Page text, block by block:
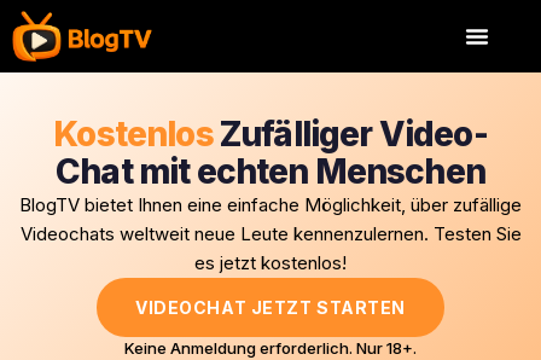
KostenlosZufälliger Video-
Chat mit echten Menschen
BlogTV bietet Ihnen eine einfache Möglichkeit, über zufällige
Videochats weltweit neue Leute kennenzulernen. Testen Sie
es jetzt kostenlos!
VIDEOCHAT JETZT STARTEN
Keine Anmeldung erforderlich. Nur 18+.